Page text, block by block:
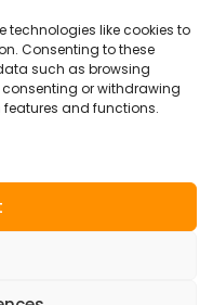
technologies like cookies to
Consenting to these
such as browsing
consenting or withdrawing
and functions.